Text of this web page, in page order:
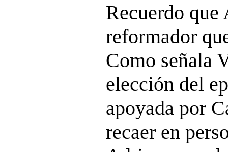
Recuerdo
reformador
Como señala
elección del
apoyada por
recaer en